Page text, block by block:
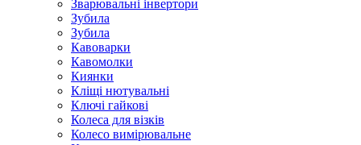
Зварювальні інвертори
Зубила
Зубила
Кавоварки
Кавомолки
Киянки
Кліщі нютувальні
Ключі гайкові
Колеса для візків
Колесо вимірювальне